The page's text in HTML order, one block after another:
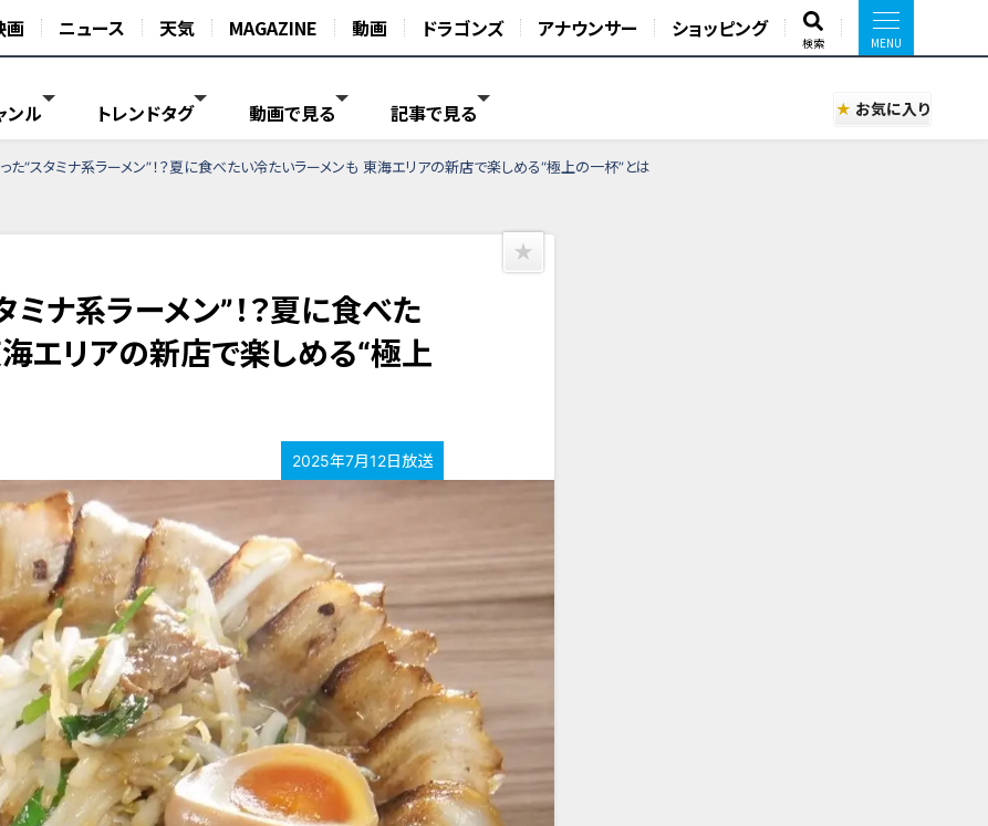
画 ニュース 天気 MAGAZINE 動画 ドラゴンズ アナウンサー ショッピング
検索
ンル トレンドタグ 動画で見る 記事で見る お気に入り
た“スタミナ系ラーメン”！？夏に食べたい冷たいラーメンも 東海エリアの新店で楽しめる“極上の一杯”とは
ナ系ラーメン”！？夏に食べた
エリアの新店で楽しめる“極上
2025年7月12日放送